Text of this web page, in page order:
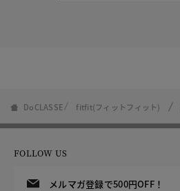
DoCLASSE fitfit(フィットフィット)
FOLLOW US
メルマガ登録で500円OFF！